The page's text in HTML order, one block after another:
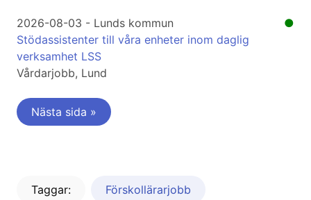
●
2026-08-03 - Lunds kommun
Stödassistenter till våra enheter inom daglig
verksamhet LSS
Vårdarjobb, Lund
Nästa sida »
Taggar: Förskollärarjobb